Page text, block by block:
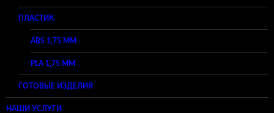
ПЛАСТИК
ABS 1,75 ММ
PLA 1,75 ММ
ГОТОВЫЕ ИЗДЕЛИЯ
НАШИ УСЛУГИ